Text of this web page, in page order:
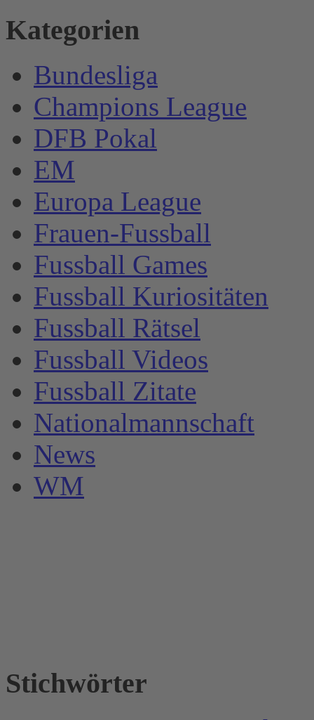
Kategorien
Bundesliga
Champions League
DFB Pokal
EM
Europa League
Frauen-Fussball
Fussball Games
Fussball Kuriositäten
Fussball Rätsel
Fussball Videos
Fussball Zitate
Nationalmannschaft
News
WM
Stichwörter